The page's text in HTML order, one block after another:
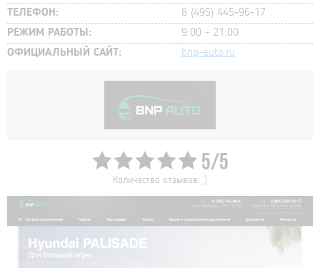
ТЕЛЕФОН:
8 (495) 445-96-17
РЕЖИМ РАБОТЫ:
9:00 - 21:00
ОФИЦИАЛЬНЫЙ САЙТ:
bnp-auto.ru
5/5
Количество отзывов: 1